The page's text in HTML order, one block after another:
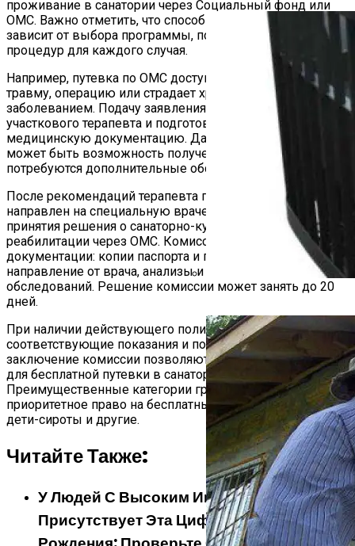
проживание в санатории через Социальный фонд или
ОМС. Важно отметить, что способ получения путевки
зависит от выбора программы, поэтому требуется учет
процедур для каждого случая.
Например, путевка по ОМС доступна для тех, кто перенес
травму, операцию или страдает хроническим
заболеванием. Подачу заявления стоит начать с
участкового терапевта и подготовить необходимую
медицинскую документацию. Даже без документов
может быть возможность получения путевки, хотя
потребуются дополнительные обследования.
После рекомендаций терапевта пациент будет
направлен на специальную врачебную комиссию для
принятия решения о санаторно-курортном лечении или
реабилитации через ОМС. Комиссия требует комплект
документации: копии паспорта и полиса ОМС,
направление от врача, анализы и результаты
обследований. Решение комиссии может занять до 20
дней.
При наличии действующего полиса ОМС
соответствующие показания и положительное
заключение комиссии позволяют получить направление
для бесплатной путевки в санаторий, включая Крым.
Преимущественные категории граждан имеют
приоритетное право на бесплатные путевки: инвалиды,
дети-сироты и другие.
Читайте Также:
У Людей С Высоким Интеллектом
Присутствует Эта Цифра В Дате